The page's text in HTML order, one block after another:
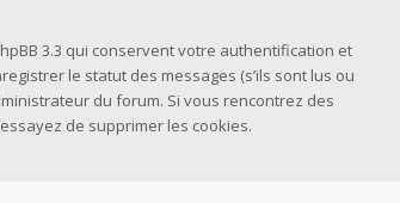
3.3 qui conservent votre authentification et
le statut des messages (s’ils sont lus ou
du forum. Si vous rencontrez des
de supprimer les cookies.